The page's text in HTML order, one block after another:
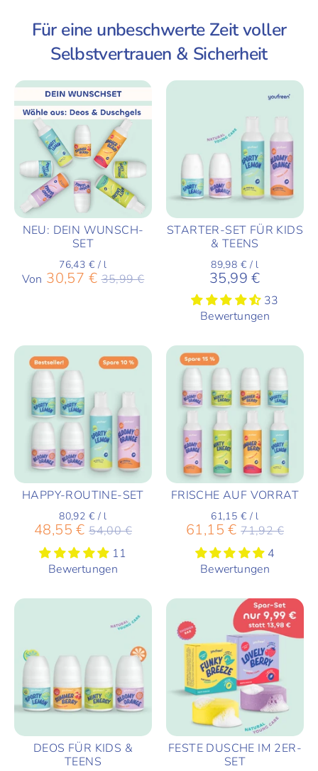
Für eine unbeschwerte Zeit voller
Selbstvertrauen & Sicherheit
NEU: DEIN WUNSCH-
SET
76,43 € / l
Von 30,57 €Normaler
35,99 €
STARTER-SET FÜR KIDS
& TEENS
89,98 € / l
35,99 €
33
Bewertungen
HAPPY-ROUTINE-SET
80,92 € / l
48,55 € Normaler
Preis
54,00 €
11
Bewertungen
FRISCHE AUF VORRAT
61,15 € / l
61,15 € Normaler
Preis
71,92 €
4
Bewertungen
DEOS FÜR KIDS &
TEENS
FESTE DUSCHE IM 2ER-
SET